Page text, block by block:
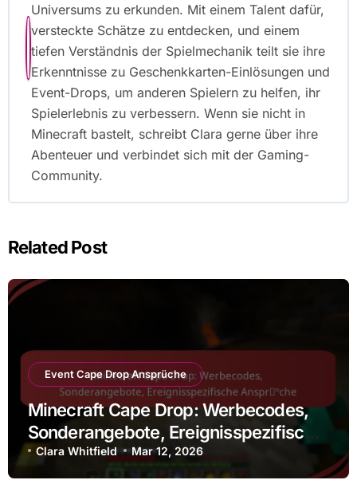
Universums zu erkunden. Mit einem Talent dafür,
versteckte Schätze zu entdecken, und einem
tiefen Verständnis der Spielmechanik teilt sie ihre
Erkenntnisse zu Geschenkkarten-Einlösungen und
Event-Drops, um anderen Spielern zu helfen, ihr
Spielerlebnis zu verbessern. Wenn sie nicht in
Minecraft bastelt, schreibt Clara gerne über ihre
Abenteuer und verbindet sich mit der Gaming-
Community.
Related Post
Event Cape Drop Ansprüche
Minecraft Cape Drop: Werbecodes,
Sonderangebote, Ereignisspezifische
Ansprüche
Clara Whitfield Mar 12, 2026